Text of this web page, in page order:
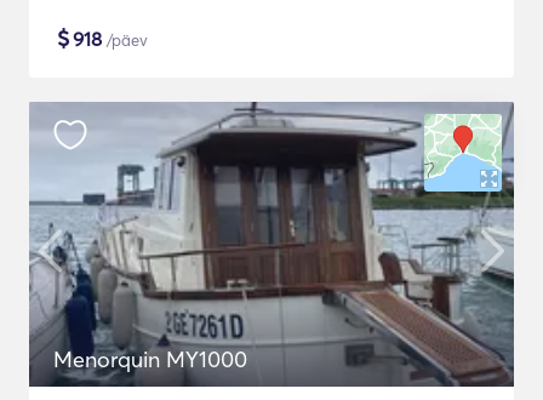
$918 /päev
Menorquin MY1000